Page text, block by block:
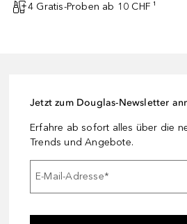
4 Gratis-Proben ab 10 CHF ¹
Jetzt zum Douglas-Newsletter
Erfahre ab sofort alles über die
Trends und Angebote.
E-Mail-Adresse*